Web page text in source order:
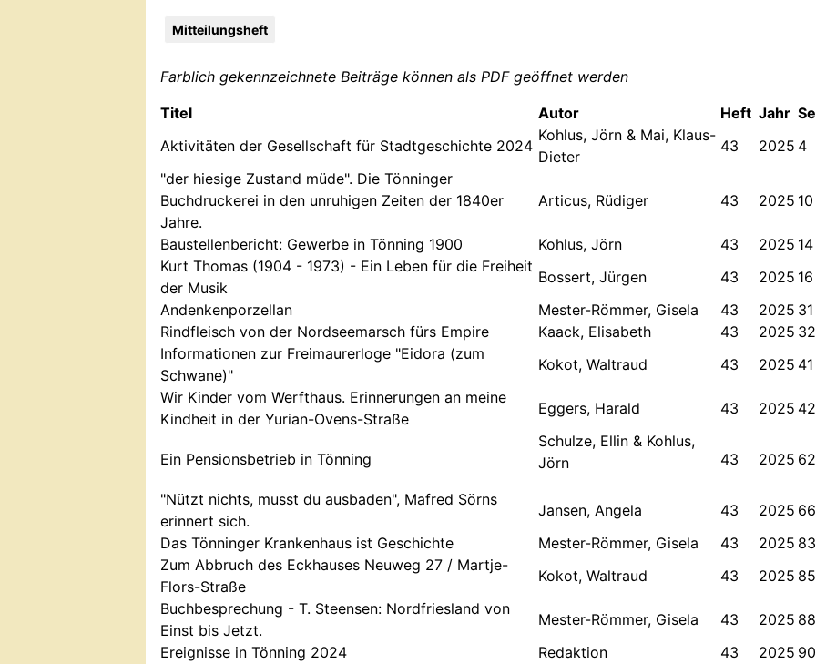
Mitteilungsheft
Farblich gekennzeichnete Beiträge können als PDF geöffnet werden
Titel
Autor Heft Jahr
Aktivitäten der Gesellschaft für Stadtgeschichte 2024
Kohlus, Jörn & Mai, Klaus-
Dieter
43 2025 4
"der hiesige Zustand müde". Die Tönninger
Buchdruckerei in den unruhigen Zeiten der 1840er
Jahre.
Articus, Rüdiger 43 2025 10
Baustellenbericht: Gewerbe in Tönning 1900 Kohlus, Jörn 43 2025 14
Kurt Thomas (1904 - 1973) - Ein Leben für die Freiheit
der Musik
Bossert, Jürgen 43 2025 16
Andenkenporzellan
Mester-Römmer, Gisela 43 2025 31
Rindfleisch von der Nordseemarsch fürs Empire
Kaack, Elisabeth 43 2025 32
Informationen zur Freimaurerloge "Eidora (zum
Schwane)"
Kokot, Waltraud 43 2025 41
Wir Kinder vom Werfthaus. Erinnerungen an meine
Kindheit in der Yurian-Ovens-Straße
Eggers, Harald 43 2025 42
Ein Pensionsbetrieb in Tönning
Schulze, Ellin & Kohlus,
Jörn
43 2025 62
"Nützt nichts, musst du ausbaden", Mafred Sörns
erinnert sich.
Jansen, Angela 43 2025 66
Das Tönninger Krankenhaus ist Geschichte
Mester-Römmer, Gisela 43 2025 83
Zum Abbruch des Eckhauses Neuweg 27 / Martje-
Flors-Straße
Kokot, Waltraud 43 2025 85
Buchbesprechung - T. Steensen: Nordfriesland von
Einst bis Jetzt.
Mester-Römmer, Gisela 43 2025 88
Ereignisse in Tönning 2024
Redaktion 43 2025 90